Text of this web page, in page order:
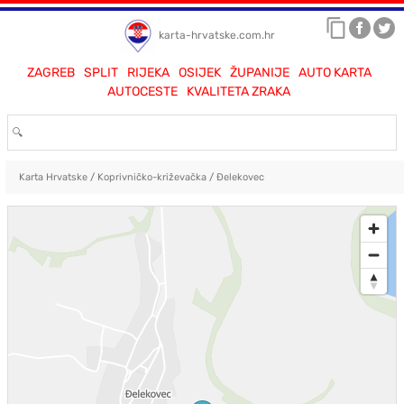
karta-hrvatske.com.hr
ZAGREB SPLIT RIJEKA OSIJEK ŽUPANIJE
AUTO KARTA
AUTOCESTE
KVALITETA ZRAKA
Karta Hrvatske/ Koprivničko-križevačka/ Đelekovec